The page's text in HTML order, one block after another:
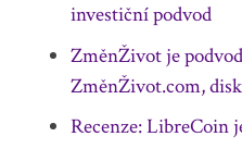
investiční podvod
ZměnŽivot je
ZměnŽivot.com,
Recenze: LibreCoin